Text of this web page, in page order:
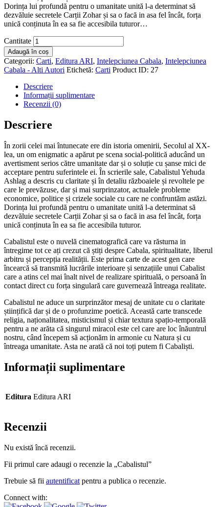
Dorința lui profundă pentru o umanitate unită l-a determinat să
dezvăluie secretele Carții Zohar și sa o facă in asa fel încât, forța
unică conținuta în ea sa fie accesibila tuturor…
Cantitate
Adaugă în coș
Categorii: Carti, Editura ARI, Intelepciunea Cabala, Intelepciunea
Cabala - Alti Autori Etichetă: Carti Product ID: 27
Descriere
Informații suplimentare
Recenzii (0)
Descriere
În zorii celei mai întunecate ere din istoria omenirii, Secolul al XX-
lea, un om enigmatic a apărut pe scena social-politică aducând un
avertisment serios către umanitate dar și o soluție cu șanse mici de
acceptare pentru suferintele ei. În scrierile sale, Cabalistul Yehuda
Ashlag a descris cu claritate și în detaliu războaiele și revoltele pe
care le prevăzuse, dar și mai surprinzator, actualele probleme
economice, politice și crizele sociale cu care ne confruntăm astăzi.
Dorința lui profundă pentru o umanitate unită l-a determinat să
dezvăluie secretele Carții Zohar și sa o facă in asa fel încât, forța
unică conținuta în ea sa fie accesibila tuturor.
Cabalistul este o nuvelă cinematografică care va răsturna in
întregime tot ce ați crezut că știți despre Cabala, spiritualitate, liberul
arbitru și percepția realității. Este prima carte de acest gen care
încearcă să transmită lucrările interioare și senzațiile unui Cabalist
care a atins cel mai înalt nivel de realizare spirituală, o persoană în
contact direct cu forța singulară care guvernează întreaga realitate.
Cabalistul ne aduce un surprinzător mesaj de unitate cu o claritate
științifică dar și de o profunzime poetică. Această carte transcede
religia, naționalitatea, misticismul și chiar textura spațio-temporală
pentru a ne arăta că singurul miracol este cel care are loc înăuntrul
nostru, când începem să acționăm in armonie cu Natura și cu
întreaga umanitate. Asta ne arată că noi toți putem fi Cabaliști.
Informații suplimentare
Editura Editura ARI
Recenzii
Nu există încă recenzii.
Fii primul care adaugi o recenzie la „Cabalistul”
Trebuie să fii autentificat pentru a publica o recenzie.
Connect with: